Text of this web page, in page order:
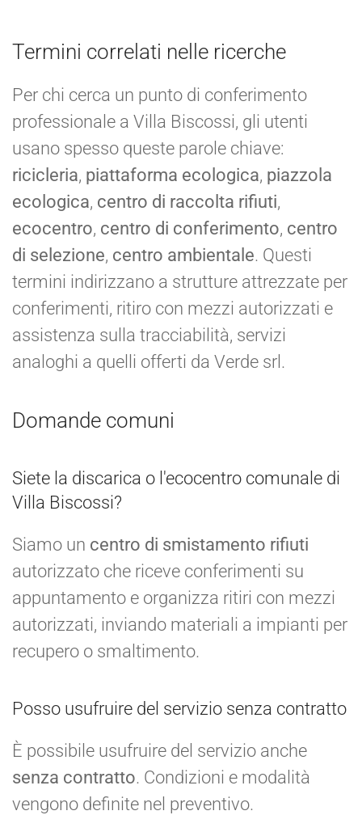
Termini correlati nelle ricerche
Per chi cerca un punto di conferimento
professionale a Villa Biscossi, gli utenti
usano spesso queste parole chiave:
ricicleria, piattaforma ecologica, piazzola
ecologica, centro di raccolta rifiuti,
ecocentro, centro di conferimento, centro
di selezione, centro ambientale. Questi
termini indirizzano a strutture attrezzate per
conferimenti, ritiro con mezzi autorizzati e
assistenza sulla tracciabilità, servizi
analoghi a quelli offerti da Verde srl.
Domande comuni
Siete la discarica o l'ecocentro comunale di
Villa Biscossi?
Siamo un centro di smistamento rifiuti
autorizzato che riceve conferimenti su
appuntamento e organizza ritiri con mezzi
autorizzati, inviando materiali a impianti per
recupero o smaltimento.
Posso usufruire del servizio senza contratto
È possibile usufruire del servizio anche
senza contratto. Condizioni e modalità
vengono definite nel preventivo.